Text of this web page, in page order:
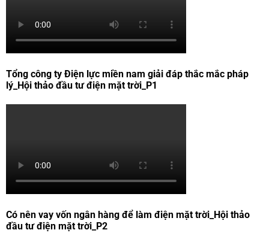
Tổng công ty Điện lực miền nam giải đáp thắc mắc pháp
lý_Hội thảo đầu tư điện mặt trời_P1
Có nên vay vốn ngân hàng để làm điện mặt trời_Hội thảo
đầu tư điện mặt trời_P2